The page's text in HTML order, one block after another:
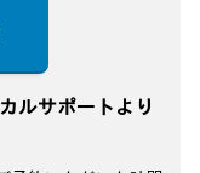
ルサポートより